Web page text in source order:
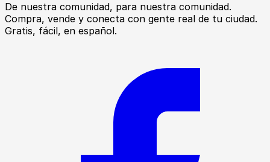
De nuestra comunidad, para nuestra comunidad.
Compra, vende y conecta con gente real de tu ciudad.
Gratis, fácil, en español.